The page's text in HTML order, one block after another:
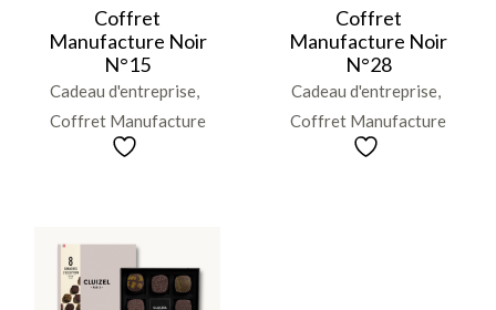
Coffret
Manufacture Noir
N°15
Cadeau d'entreprise
Coffret Manufacture
Coffret
Manufacture Noir
N°28
Cadeau d'entreprise
Coffret Manufacture